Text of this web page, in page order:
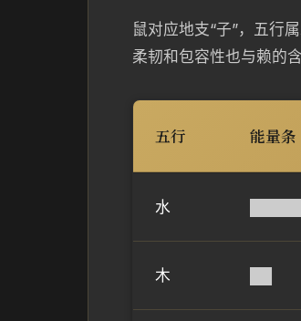
鼠对应地支“子”，五行
柔韧和包容性也与赖的
五行 能量条
水
木